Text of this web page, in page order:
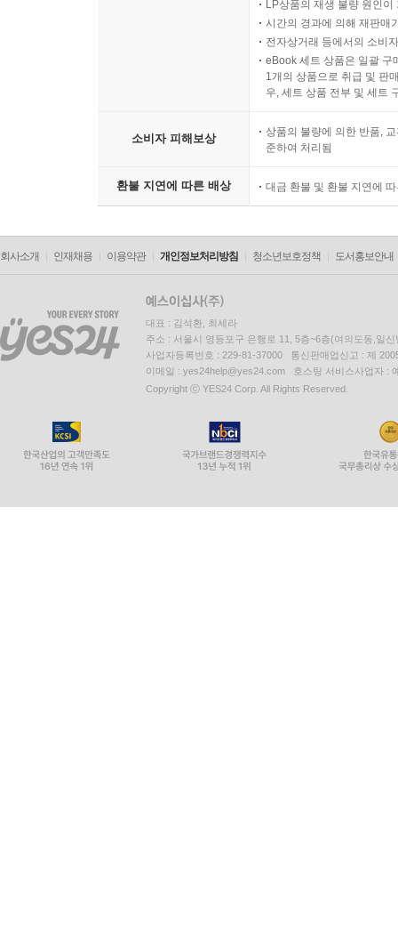
LP상품의 재생 불량 원인
시간의 경과에 의해 재판매
전자상거래 등에서의 소비
eBook 세트 상품은 일괄 구
1개의 상품으로 취급 및 판
우, 세트 상품 전부 및 세트
소비자 피해보상
상품의 불량에 의한 반품,
준하여 처리됨
환불 지연에 따른 배상 대금 환불 및 환불 지연에
회사소개 인재채용 이용약관 개인정보처리방침 청소년보호정책 도서홍보안내
대표 : 김석환, 최세라
주소 : 서울시 영등포구 은행로 11, 5층~6층(여의도동,일신
사업자등록번호 : 229-81-37000 통신판매업신고 : 제
이메일 : yes24help@yes24.com 호스팅 서비스사업자 :
Copyright ⓒ YES24 Corp. All Rights Reserved.